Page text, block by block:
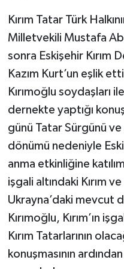
Kırım Tatar Türk
Milletvekili Mustafa
sonra Eskişehir Kırım
Kazım Kurt’un eşlik
Kırımoğlu soydaşları
dernekte yaptığı
günü Tatar Sürgünü ve
dönümü nedeniyle
anma etkinliğine
işgali altındaki Kırım ve
Ukrayna’daki mevcut
Kırımoğlu, Kırım’ın
Kırım Tatarlarının
konuşmasının